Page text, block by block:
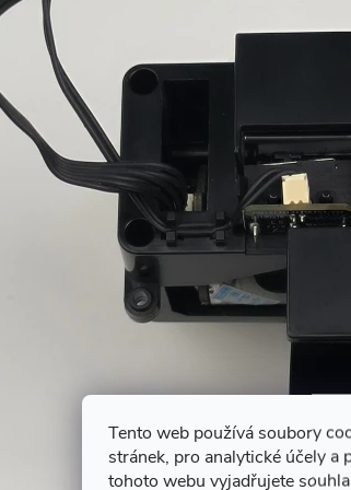
Tento web používá soubory
stránek, pro analytické účely
tohoto webu vyjadřujete